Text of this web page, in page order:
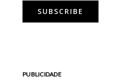
PUBLICIDADE